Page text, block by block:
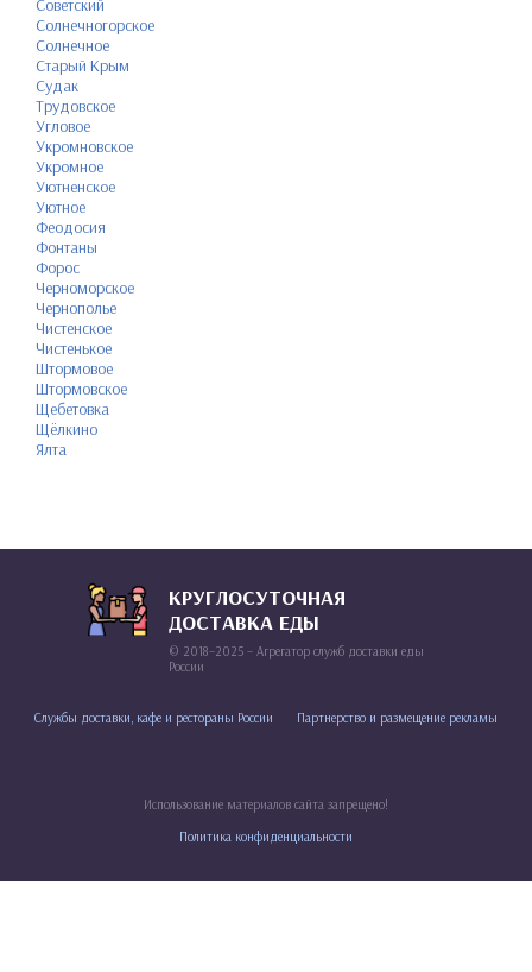
Солнечногорское
Солнечное
Старый Крым
Судак
Трудовское
Угловое
Укромновское
Укромное
Уютненское
Уютное
Феодосия
Фонтаны
Форос
Черноморское
Чернополье
Чистенское
Чистенькое
Штормовое
Штормовское
Щебетовка
Щёлкино
Ялта
КРУГЛОСУТОЧНАЯ
ДОСТАВКА ЕДЫ
© 2018–2025 – Агрегатор служб доставки еды
России
Службы доставки, кафе и рестораны России Партнерство и размещение рекламы
Использование материалов сайта запрещено!
Политика конфиденциальности